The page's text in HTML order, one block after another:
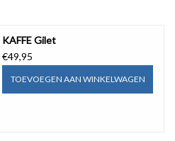
KAFFE Gilet
€49,95
TOEVOEGEN AAN WINKELWAGEN